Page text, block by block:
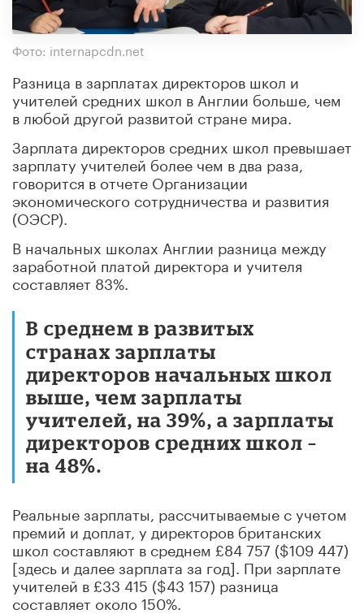
Фото: internapcdn.net
Разница в зарплатах директоров школ и
учителей средних школ в Англии больше, чем
в любой другой развитой стране мира.
Зарплата директоров средних школ превышает
зарплату учителей более чем в два раза,
говорится в отчете Организации
экономического сотрудничества и развития
(ОЭСР).
В начальных школах Англии разница между
заработной платой директора и учителя
составляет 83%.
В среднем в развитых
странах зарплаты
директоров начальных школ
выше, чем зарплаты
учителей, на 39%, а зарплаты
директоров средних школ –
на 48%.
Реальные зарплаты, рассчитываемые с учетом
премий и доплат, у директоров британских
школ составляют в среднем £84 757 ($109 447)
[здесь и далее зарплата за год]. При зарплате
учителей в £33 415 ($43 157) разница
составляет около 150%.